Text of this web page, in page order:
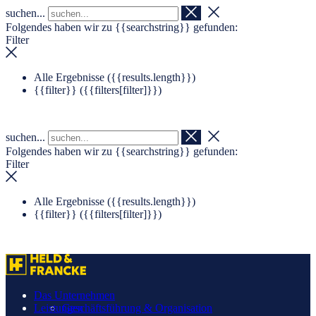
Navigation überspringen
Zum Footer springen
suchen...
Folgendes haben wir zu {{searchstring}} gefunden:
Filter
Alle Ergebnisse ({{results.length}})
{{filter}} ({{filters[filter]}})
suchen...
Folgendes haben wir zu {{searchstring}} gefunden:
Filter
Alle Ergebnisse ({{results.length}})
{{filter}} ({{filters[filter]}})
Das Unternehmen
Geschäftsführung & Organisation
Leistungen